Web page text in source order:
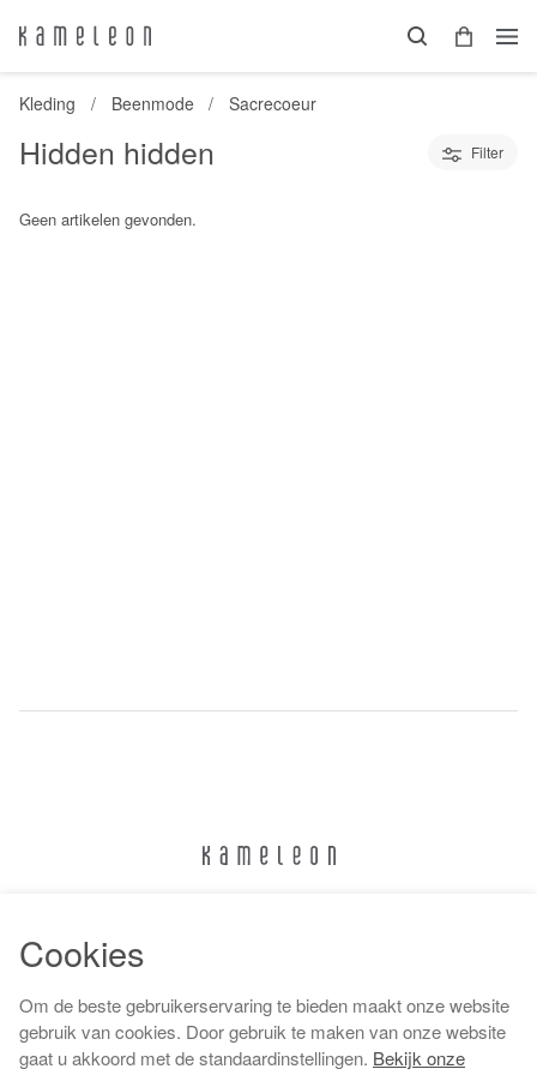
Kleding Beenmode Sacrecoeur
Hidden hidden Filter
Geen artikelen gevonden.
Algemene voorwaarden
Cookies
Om de beste gebruikerservaring te bieden maakt onze website
gebruik van cookies. Door gebruik te maken van onze website
gaat u akkoord met de standaardinstellingen. Bekijk onze